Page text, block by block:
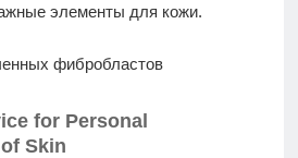
элементы для кожи.
for Personal
Skin